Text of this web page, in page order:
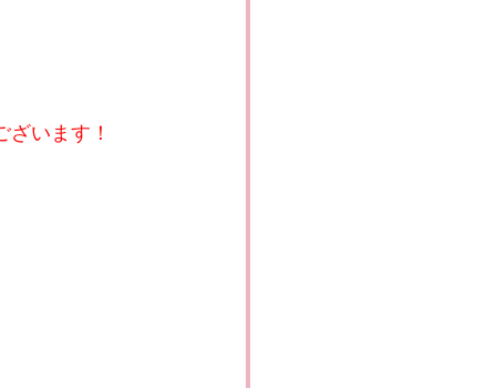
ざいます！